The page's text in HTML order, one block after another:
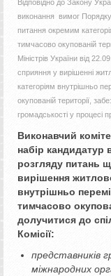
Відповідно до Закону
виконання вимог
питання окремим
тимчасово окупованій
Міністрів України від
сприяння у вирішенні
категоріям внутрішньо
окупованій території,
громадськості у процесі
Виконавчий
набір кандидатур
розгляду питань
вирішення
внутрішньо
тимчасово
долучитися до
Комісії:
представників
міжнародних